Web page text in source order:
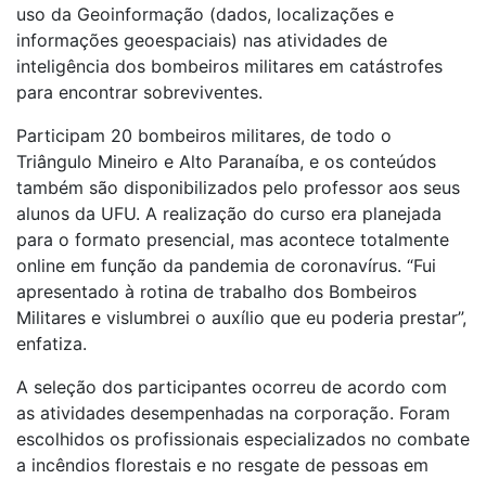
uso da Geoinformação (dados, localizações e
informações geoespaciais) nas atividades de
inteligência dos bombeiros militares em catástrofes
para encontrar sobreviventes.
Participam 20 bombeiros militares, de todo o
Triângulo Mineiro e Alto Paranaíba, e os conteúdos
também são disponibilizados pelo professor aos seus
alunos da UFU. A realização do curso era planejada
para o formato presencial, mas acontece totalmente
online em função da pandemia de coronavírus. “Fui
apresentado à rotina de trabalho dos Bombeiros
Militares e vislumbrei o auxílio que eu poderia prestar”,
enfatiza.
A seleção dos participantes ocorreu de acordo com
as atividades desempenhadas na corporação. Foram
escolhidos os profissionais especializados no combate
a incêndios florestais e no resgate de pessoas em